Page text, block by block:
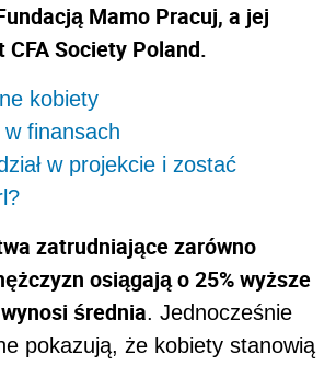
Mamo Pracuj, a jej
Society Poland.
kobiety
finansach
w projekcie i zostać
zatrudniające zarówno
osiągają o 25% wyższe
średnia. Jednocześnie
pokazują, że kobiety stanowią